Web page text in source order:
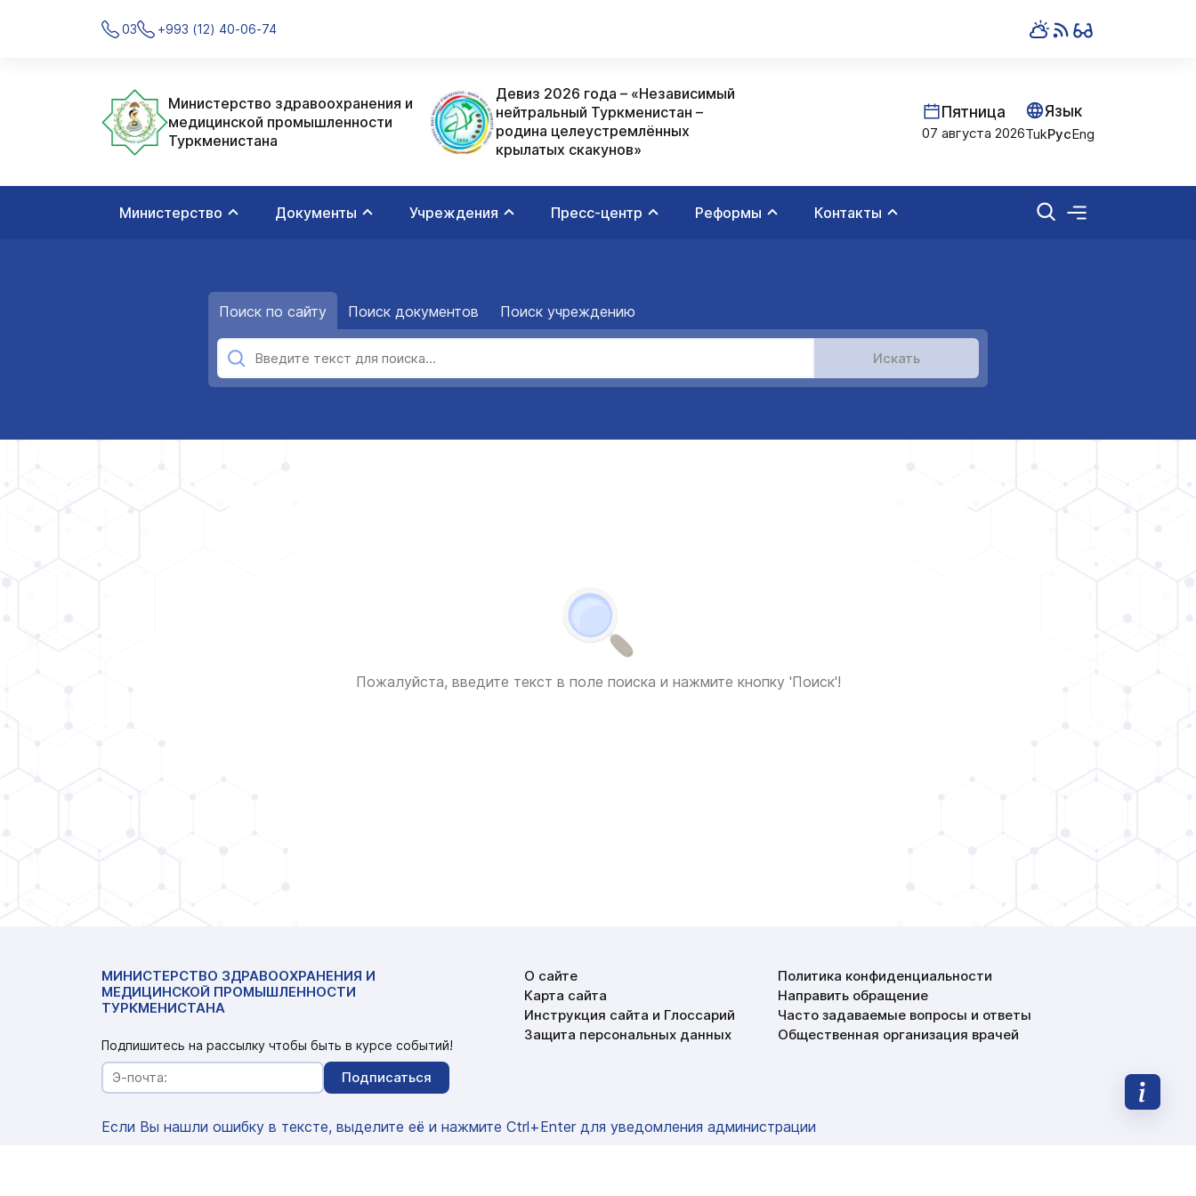
03 +993 (12) 40-06-74
Министерство здравоохранения и
медицинской промышленности
Туркменистана
Девиз 2026 года – «Независимый
нейтральный Туркменистан –
родина целеустремлённых
крылатых скакунов»
Пятница
07 августа 2026
Язык
TukРусEng
Министерство Документы Учреждения Пресс-центр Реформы Контакты
Поиск по сайту Поиск документов Поиск учреждению
Искать
Пожалуйста, введите текст в поле поиска и нажмите кнопку 'Поиск'!
МИНИСТЕРСТВО ЗДРАВООХРАНЕНИЯ И
МЕДИЦИНСКОЙ ПРОМЫШЛЕННОСТИ
ТУРКМЕНИСТАНА
Подпишитесь на рассылку чтобы быть в курсе событий!
Подписаться
О сайте
Карта сайта
Инструкция сайта и Глоссарий
Защита персональных данных
Политика конфиденциальности
Направить обращение
Часто задаваемые вопросы и ответы
Общественная организация врачей
Если Вы нашли ошибку в тексте, выделите её и нажмите Ctrl+Enter для уведомления администрации